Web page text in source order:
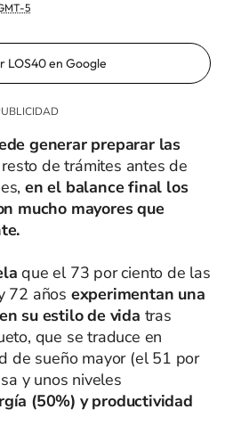
5
LOS40 en Google
generar preparar las
de trámites antes de
en el balance final los
mucho mayores que
que el 73 por ciento de las
72 años experimentan una
su estilo de vida tras
que se traduce en
de sueño mayor (el 51 por
y unos niveles
(50%) y productividad